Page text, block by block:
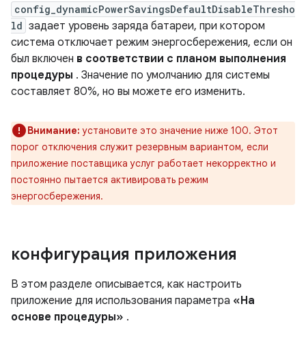
config_dynamicPowerSavingsDefaultDisableThresho
ld задает уровень заряда батареи, при котором
система отключает режим энергосбережения, если он
был включен в соответствии с планом выполнения
процедуры . Значение по умолчанию для системы
составляет 80%, но вы можете его изменить.
Внимание: установите это значение ниже 100. Этот
порог отключения служит резервным вариантом, если
приложение поставщика услуг работает некорректно и
постоянно пытается активировать режим
энергосбережения.
конфигурация приложения
В этом разделе описывается, как настроить
приложение для использования параметра «На
основе процедуры» .